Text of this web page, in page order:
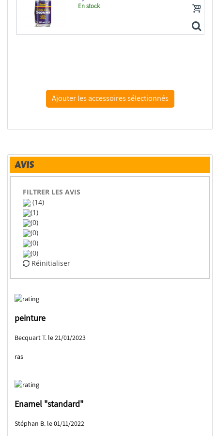
En stock
Revell 39612 color mix 100ml
AVIS
FILTRER LES AVIS
(14)
(1)
(0)
(0)
(0)
(0)
Réinitialiser
peinture
Becquart T. le 21/01/2023
ras
Enamel "standard"
Stéphan B. le 01/11/2022